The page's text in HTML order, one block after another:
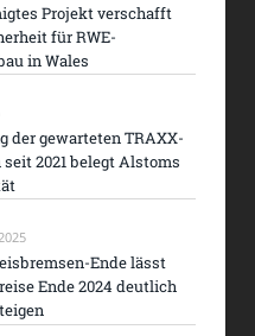
Projekt verschafft
für RWE-
in Wales
der gewarteten TRAXX-
2021 belegt Alstoms
Ende lässt
Ende 2024 deutlich